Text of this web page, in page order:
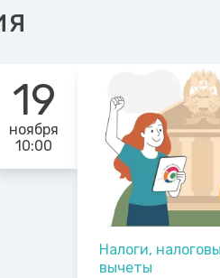
19
ноября
10:00
Налоги,
вычеты